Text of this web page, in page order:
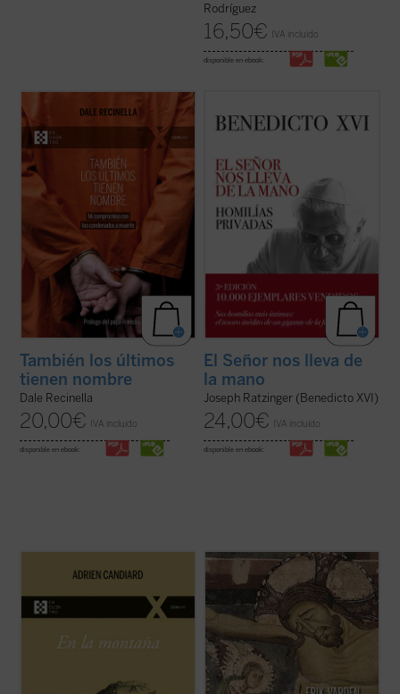
Rodríguez
16,50€ IVA incluido
disponible en ebook:
Recinella nos invita a ver lo que casi nadie
quiere mirar: el rostro humano detrás de
una sentencia, el clamor que ningún
tribunal alcanza a oír. Mientras el tiempo se
acerca a su final, él permanece junto ...
(ver
ficha)
También los últimos
tienen nombre
Dale Recinella
20,00€ IVA incluido
disponible en ebook:
libertad de espíritu de Joseph Ratzinger
resplandecen plenamente en estas
actualidad de la vida del creyente. ...
ficha)
El Señor nos lleva de
la mano
Joseph Ratzinger (Benedicto XVI)
24,00€ IVA incluido
disponible en ebook:
Adrien Candiard nos conduce al corazón
proclama las Bienaventuranzas y propone
exigencias que parecen inalcanzables:
¿Qué hacer cuando el sufrimiento se
vuelve insoportable y las respuestas
convencionales ya no bastan? El monje y
obispo Erik Varden nos propone un camino.
Inspirándose en un antiguo poema
cisterciense, este libro nos invita a
contemplar ...